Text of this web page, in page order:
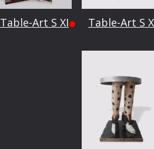
Table-Art S XI Table-Art S